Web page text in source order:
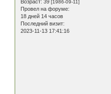
Возраст: 39 [1986-09-11]
Провел на форуме:
18 дней 14 часов
Последний визит:
2023-11-13 17:41:16